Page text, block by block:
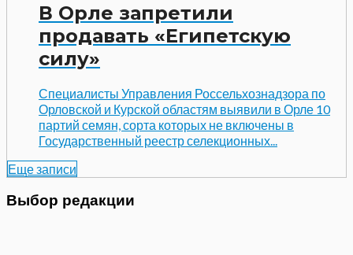
В Орле запретили
продавать «Египетскую
силу»
Специалисты Управления Россельхознадзора по
Орловской и Курской областям выявили в Орле 10
партий семян, сорта которых не включены в
Государственный реестр селекционных...
Еще записи
Выбор редакции